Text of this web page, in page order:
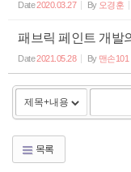
Date2020.03.27 By 오경훈
패브릭 페인트 개발
Date2021.05.28 By 맨손101
목록